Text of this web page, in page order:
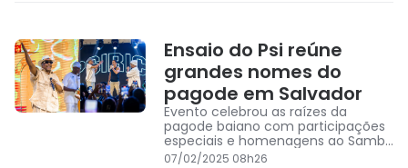
Ensaio do Psi reúne
grandes nomes do
pagode em Salvador
Evento celebrou as raízes da
pagode baiano com participações
especiais e homenagens ao Samba
de Roda
07/02/2025 08h26